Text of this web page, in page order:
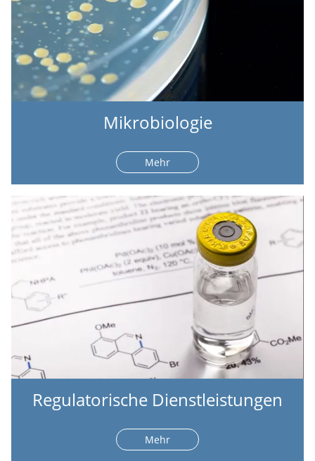
Mikrobiologie
Mehr
Regulatorische Dienstleistungen
Mehr